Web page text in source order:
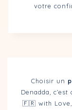
votre
Choisir un
Denadda,
🇫🇷 with Love,